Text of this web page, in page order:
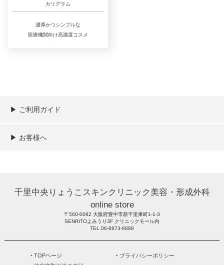
カリグラム
濃厚かつシンプルな
医療機関向け高濃度コスメ
▶︎ ご利用ガイド
ご利用ガイド
決済／配送／送料について
取り扱い商品一覧
顧客情報の取扱について
特定商取引法の表記
▶︎ お客様へ
千里中央りょうこスキンクリニック美容・形成外科
online store
〒560-0082 大阪府豊中市新千里東町1-1-3
SENRITOよみうり3F クリニックモール内
TEL.06-6873-6888
‣ TOPページ
‣ プライバシーポリシー